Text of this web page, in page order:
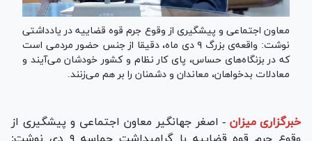
معاون اجتماعی و پیشگیری از وقوع جرم قوه قضاییه در یادداشتی
نوشت: واقعه‌ی بزرگ ۹ دی ماه، دقیقا از جنس حضور مردمی است
که در بزنگاه‌های حساس، پای کار نظام و کشور خودشان می‌آیند و
معادلات بدخواهان، معاندان و دشمنان را بر هم می‌زنند.
خبرگزاری میزان - اصغر جهانگیر معاون اجتماعی و پیشگیری از